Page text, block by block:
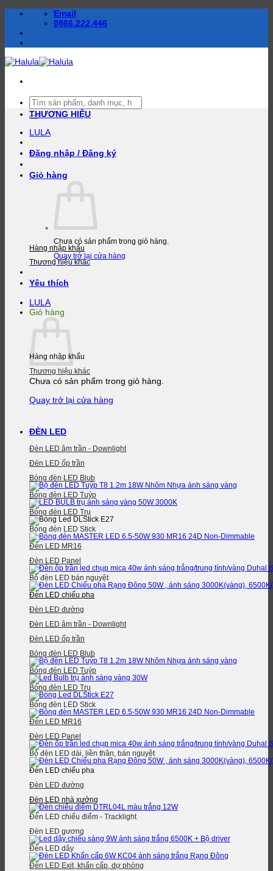
dung
Email
0866.222.446
Tìm
kiếm:
LULA
Đăng nhập / Đăng ký
Giỏ hàng
Chưa có sản phẩm trong giỏ hàng.
Quay trở lại cửa hàng
Yêu thích
LULA
Giỏ hàng
Chưa có sản phẩm trong giỏ hàng.
Quay trở lại cửa hàng
THƯƠNG HIỆU
Hàng nhập khẩu
Thương hiệu khác
Hàng nhập khẩu
Thương hiệu khác
ĐÈN LED
Đèn LED âm trần - Downlight
Đèn LED ốp trần
Bóng đèn LED Blub
Bóng đèn LED Tuýp
Bóng đèn LED Trụ
Bóng đèn LED Stick
Đèn LED MR16
Đèn LED Panel
Bộ đèn LED bán nguyệt
Đèn LED chiếu pha
Đèn LED đường
Đèn LED âm trần - Downlight
Đèn LED ốp trần
Bóng đèn LED Blub
Bóng đèn LED Tuýp
Bóng đèn LED Trụ
Bóng đèn LED Stick
Đèn LED MR16
Đèn LED Panel
Bộ đèn LED dài, liền thân, bán nguyệt
Đèn LED chiếu pha
Đèn LED đường
Đèn LED nhà xưởng
Đèn LED chiếu điểm - Tracklight
Đèn LED gương
Đèn LED dây
Đèn LED Exit, khẩn cấp, dự phòng